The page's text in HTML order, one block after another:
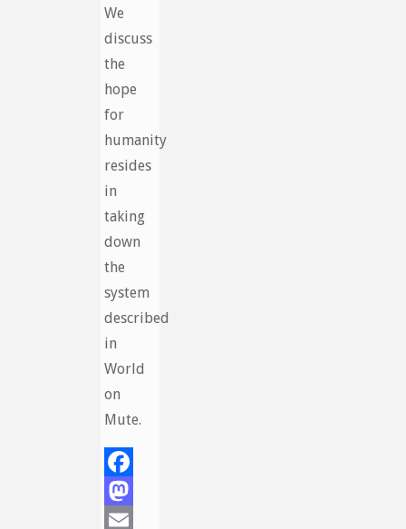
We
discuss
the
hope
for
humanity
resides
in
taking
down
the
system
described
in
World
on
Mute.
Facebook
Mastodon